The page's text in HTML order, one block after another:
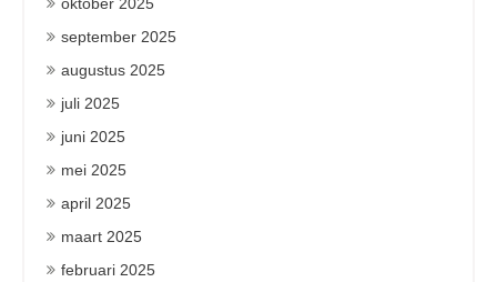
september 2025
augustus 2025
juli 2025
juni 2025
mei 2025
april 2025
maart 2025
februari 2025